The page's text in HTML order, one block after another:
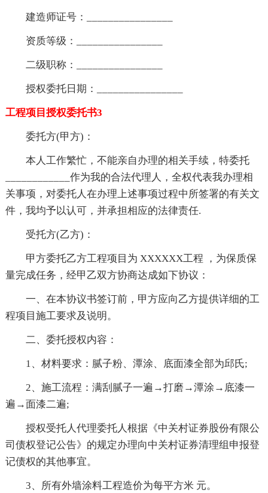
建造师证号：________________
资质等级：________________
二级职称：________________
授权委托日期：________________
工程项目授权委托书3
委托方(甲方)：
本人工作繁忙，不能亲自办理的相关手续，特委托
____________作为我的合法代理人，全权代表我办理相
关事项，对委托人在办理上述事项过程中所签署的有关文
件，我均予以认可，并承担相应的法律责任.
受托方(乙方)：
甲方委托乙方工程项目为 XXXXXX工程 ，为保质保
量完成任务，经甲乙双方协商达成如下协议：
一、在本协议书签订前，甲方应向乙方提供详细的工
程项目施工要求及说明。
二、委托授权内容：
1、材料要求：腻子粉、潭涂、底面漆全部为邱氏;
2、施工流程：满刮腻子一遍→打磨→潭涂→底漆一
遍→面漆二遍;
授权受托人代理委托人根据《中关村证券股份有限公
司债权登记公告》的规定办理向中关村证券清理组申报登
记债权的其他事宜。
3、所有外墙涂料工程造价为每平方米 元。